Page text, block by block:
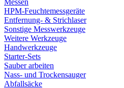
Messen
HPM-Feuchtemessgeräte
Entfernung- & Strichlaser
Sonstige Messwerkzeuge
Weitere Werkzeuge
Handwerkzeuge
Starter-Sets
Sauber arbeiten
Nass- und Trockensauger
Abfallsäcke